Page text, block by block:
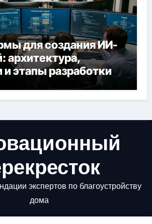
для создания ИИ-
архитектура,
этапы разработки
экспертов по благоустройству
дома